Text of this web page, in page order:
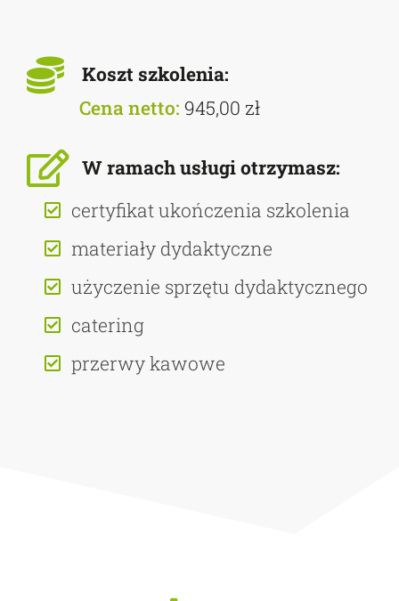
Koszt szkolenia:
Cena netto: 945,00 zł
W ramach usługi otrzymasz:
certyfikat ukończenia szkolenia
materiały dydaktyczne
użyczenie sprzętu dydaktycznego
catering
przerwy kawowe